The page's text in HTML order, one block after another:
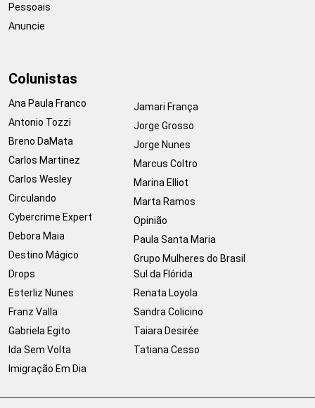
Pessoais
Anuncie
Colunistas
Ana Paula Franco
Antonio Tozzi
Breno DaMata
Carlos Martinez
Carlos Wesley
Circulando
Cybercrime Expert
Debora Maia
Destino Mágico
Drops
Esterliz Nunes
Franz Valla
Gabriela Egito
Ida Sem Volta
Imigração Em Dia
Jamari França
Jorge Grosso
Jorge Nunes
Marcus Coltro
Marina Elliot
Marta Ramos
Opinião
Paula Santa Maria
Grupo Mulheres do Brasil
Sul da Flórida
Renata Loyola
Sandra Colicino
Taiara Desirée
Tatiana Cesso